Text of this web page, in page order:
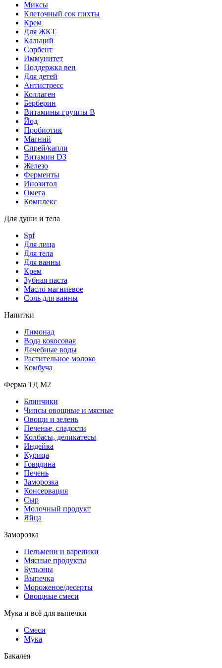
Миксы
Клеточный сок пихты
Крем
Для ЖКТ
Кальций
Сорбент
Иммунитет
Поддержка вен
Для детей
Антистресс
Коллаген
Берберин
Витамины группы B
Йод
Пробиотик
Магний
Спрей/капли
Витамин D3
Железо
Ферменты
Инозитол
Омега
Комплекс
Для души и тела
Spf
Для лица
Для тела
Для ванны
Крем
Зубная паста
Масло магниевое
Соль для ванны
Напитки
Лимонад
Вода кокосовая
Лечебные воды
Растительное молоко
Комбуча
Ферма ТД М2
Блинчики
Чипсы овощные и мясные
Овощи и зелень
Печенье, сладости
Колбасы, деликатесы
Индейка
Курица
Говядина
Печень
Заморозка
Консервация
Сыр
Молочный продукт
Яйца
Заморозка
Пельмени и вареники
Мясные продукты
Бульоны
Выпечка
Мороженое/десерты
Овощные смеси
Мука и всё для выпечки
Смеси
Мука
Бакалея